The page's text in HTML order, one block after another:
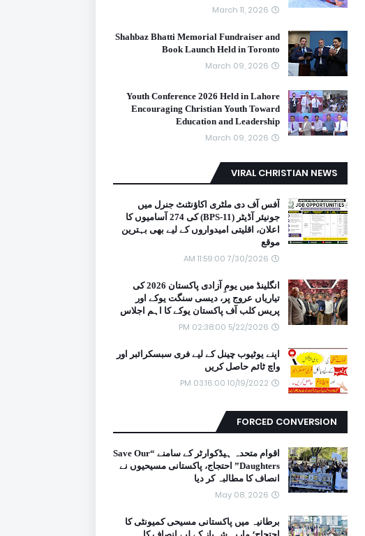
March 11, 2026
Shahbaz Bhatti Memorial Fundraiser and
Book Launch Held in Toronto
March 09, 2026
Youth Conference 2026 Held in Lahore
Encouraging Christian Youth Toward
Education and Leadership
March 09, 2026
VIRAL CHRISTIAN NEWS
آفس آف دی ملٹری اکاؤنٹنٹ جنرل میں
جونیئر آڈیٹر (BPS-11) کی 274 آسامیوں کا
اعلان، اقلیتی امیدواروں کے لیے بھی بہترین
موقع
7/30/2026 11:59:00 AM
انگلینڈ میں یومِ آزادی پاکستان 2026 کی
تیاریاں عروج پر، دیسی سنگت یوکے اور
پریس کلب آف پاکستان یوکے کا اہم اجلاس
5/22/2026 02:38:00 PM
اپنے یوٹیوب چینل کے لیے فری سبسکرائبر اور
واچ ٹائم حاصل کریں
10/19/2022 03:16:00 PM
FORCED CONVERSION
اقوام متحدہ ہیڈکوارٹر کے سامنے “Save Our
Daughters” احتجاج، پاکستانی مسیحیوں نے
انصاف کا مطالبہ کر دیا
May 08, 2026
برطانیہ میں پاکستانی مسیحی کمیونٹی کا